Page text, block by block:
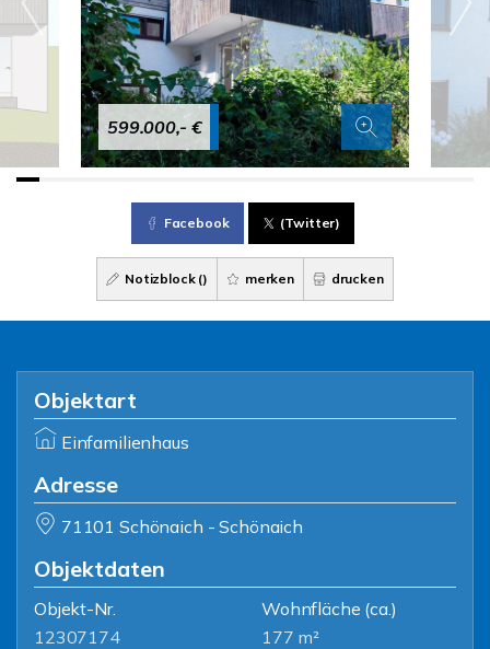
599.000,- €
Facebook (Twitter)
Notizblock () merken drucken
Objektart
Einfamilienhaus
Adresse
71101 Schönaich - Schönaich
Objektdaten
Objekt-Nr.
12307174
Wohnfläche (ca.)
177 m²